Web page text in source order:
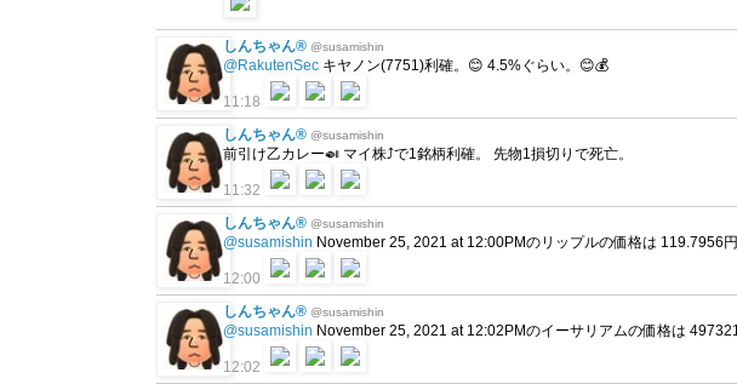
しんちゃん® @susamishin
@RakutenSec キヤノン(7751)利確。😊 4.5%ぐらい。😊💰
11:18
しんちゃん® @susamishin
前引け乙カレー🍛 マイ株⤴で1銘柄利確。 先物1損切りで死亡。
11:32
しんちゃん® @susamishin
@susamishin November 25, 2021 at 12:00PMのリップルの価格は 119.7956円
12:00
しんちゃん® @susamishin
@susamishin November 25, 2021 at 12:02PMのイーサリアムの価格は
12:02